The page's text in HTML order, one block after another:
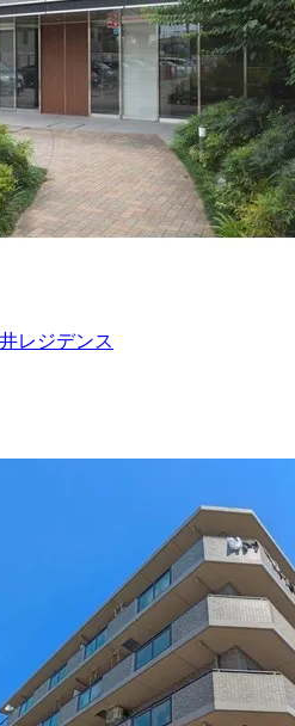
レジデンス